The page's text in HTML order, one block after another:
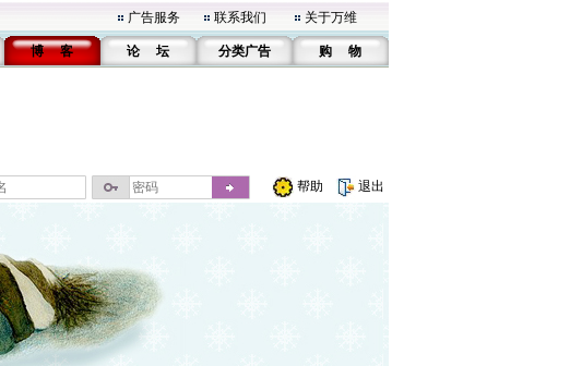
广告服务 联系我们 关于万维
博 客 论 坛 分类广告 购 物
帮助 退出